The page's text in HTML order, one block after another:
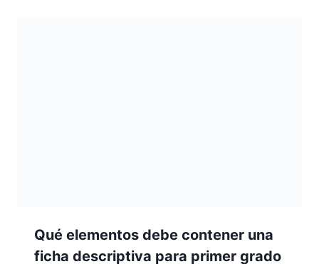
Qué elementos debe contener una
ficha descriptiva para primer grado